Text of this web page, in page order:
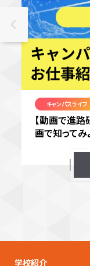
キャンパスライフ
【動画で進
画で知ってみ
学校紹介